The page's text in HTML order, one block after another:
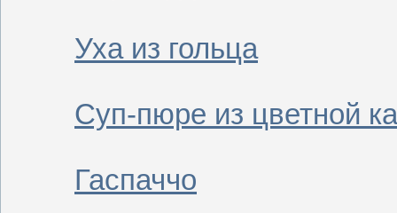
Уха из гольца
Суп-пюре из цветной
Гаспаччо